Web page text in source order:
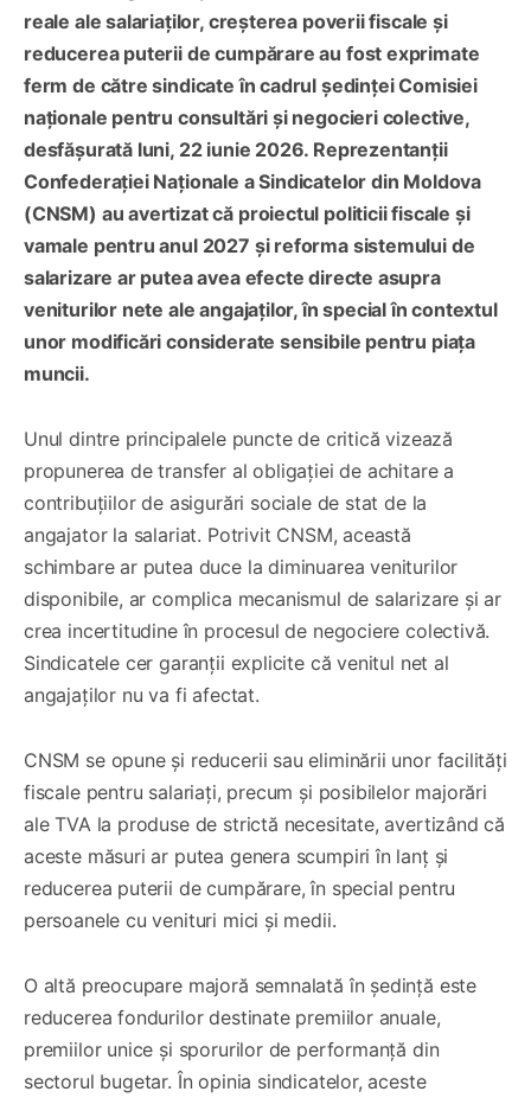
reale ale salariaților, creșterea poverii fiscale și
reducerea puterii de cumpărare au fost exprimate
ferm de către sindicate în cadrul ședinței Comisiei
naționale pentru consultări și negocieri colective,
desfășurată luni, 22 iunie 2026. Reprezentanții
Confederației Naționale a Sindicatelor din Moldova
(CNSM) au avertizat că proiectul politicii fiscale și
vamale pentru anul 2027 și reforma sistemului de
salarizare ar putea avea efecte directe asupra
veniturilor nete ale angajaților, în special în contextul
unor modificări considerate sensibile pentru piața
muncii.
Unul dintre principalele puncte de critică vizează
propunerea de transfer al obligației de achitare a
contribuțiilor de asigurări sociale de stat de la
angajator la salariat. Potrivit CNSM, această
schimbare ar putea duce la diminuarea veniturilor
disponibile, ar complica mecanismul de salarizare și ar
crea incertitudine în procesul de negociere colectivă.
Sindicatele cer garanții explicite că venitul net al
angajaților nu va fi afectat.
CNSM se opune și reducerii sau eliminării unor facilități
fiscale pentru salariați, precum și posibilelor majorări
ale TVA la produse de strictă necesitate, avertizând că
aceste măsuri ar putea genera scumpiri în lanț și
reducerea puterii de cumpărare, în special pentru
persoanele cu venituri mici și medii.
O altă preocupare majoră semnalată în ședință este
reducerea fondurilor destinate premiilor anuale,
premiilor unice și sporurilor de performanță din
sectorul bugetar. În opinia sindicatelor, aceste